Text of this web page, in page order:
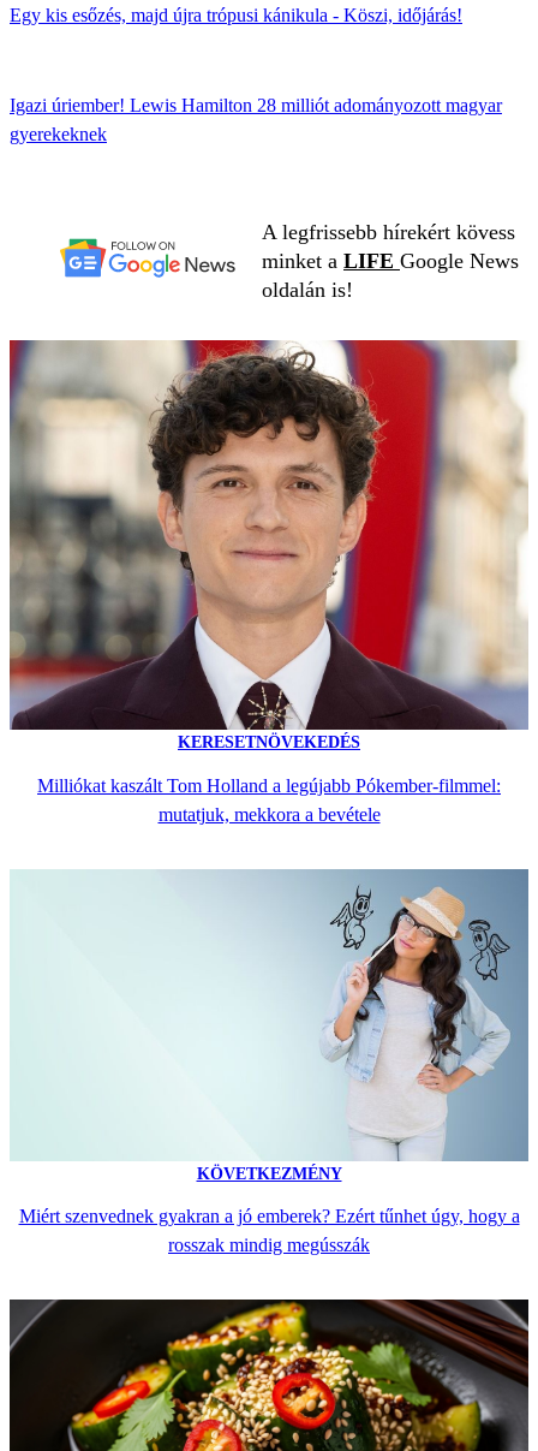
Egy kis esőzés, majd újra trópusi kánikula - Köszi, időjárás!
Igazi úriember! Lewis Hamilton 28 milliót adományozott magyar
gyerekeknek
A legfrissebb hírekért kövess
minket a LIFE Google News
oldalán is!
KERESETNÖVEKEDÉS
Milliókat kaszált Tom Holland a legújabb Pókember-filmmel:
mutatjuk, mekkora a bevétele
KÖVETKEZMÉNY
Miért szenvednek gyakran a jó emberek? Ezért tűnhet úgy, hogy a
rosszak mindig megússzák